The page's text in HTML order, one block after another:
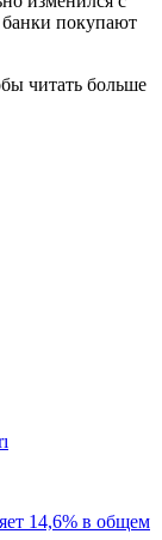
банки покупают
читать больше